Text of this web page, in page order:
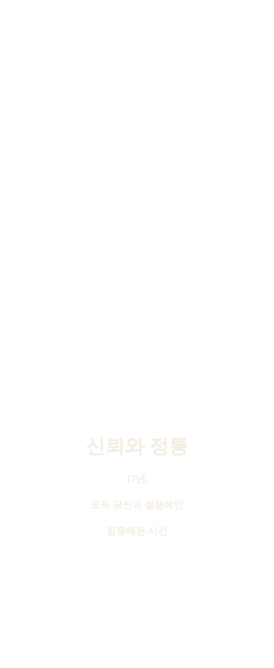
신뢰와 정통
17년,
오직 당신의 설램에만
집중해온 시간